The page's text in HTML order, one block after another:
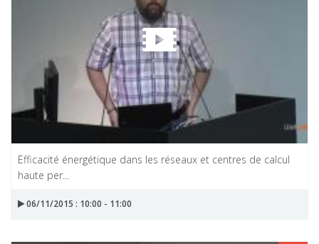
Efficacité énergétique dans les réseaux et centres de calcul
haute per...
06/11/2015 : 10:00 - 11:00